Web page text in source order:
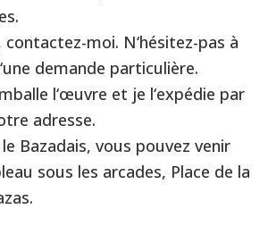
contactez-moi. N‘hésitez-pas à
demande particulière.
l‘œuvre et je l‘expédie par
adresse.
Bazadais, vous pouvez venir
sous les arcades, Place de la